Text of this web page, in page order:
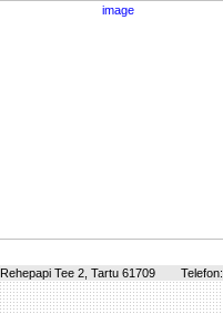
Rehepapi Tee 2, Tartu 61709